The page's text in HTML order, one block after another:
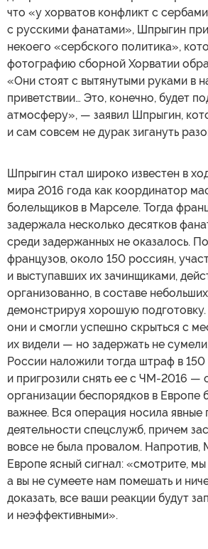
что «у хорватов конфликт с
с русскими фанатами», Шпрыгин
некоего «сербского политика»,
фотографию сборной Хорватии
«Они стоят с вытянутыми руками в
приветствии… Это, конечно, будет
атмосферу», — заявил Шпрыгин,
и сам совсем не дурак зигануть
Шпрыгин стал широко известен в
мира 2016 года как координатор
болельщиков в Марселе. Тогда
задержала несколько десятков
среди задержанных не оказалось.
французов, около 150 россиян,
и выступавших их зачинщиками,
организованно, в составе
демонстрируя хорошую
они и смогли успешно скрыться с
их видели — но задержать не
России наложили тогда штраф в 150
и пригрозили снять ее с ЧМ-2016 —
организации беспорядков в Европе
важнее. Вся операция носила явные
деятельности спецслужб, причем
вовсе не была провалом. Напротив,
Европе ясный сигнал: «смотрите,
а вы не сумеете нам помешать и
доказать, все ваши реакции будут
и неэффективными».